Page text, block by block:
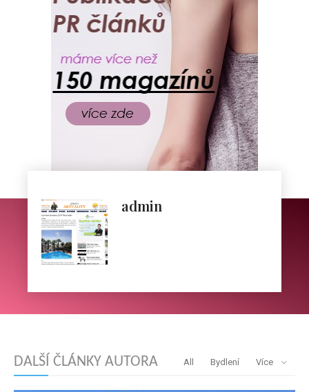
admin
DALŠÍ ČLÁNKY AUTORA All Bydlení Více